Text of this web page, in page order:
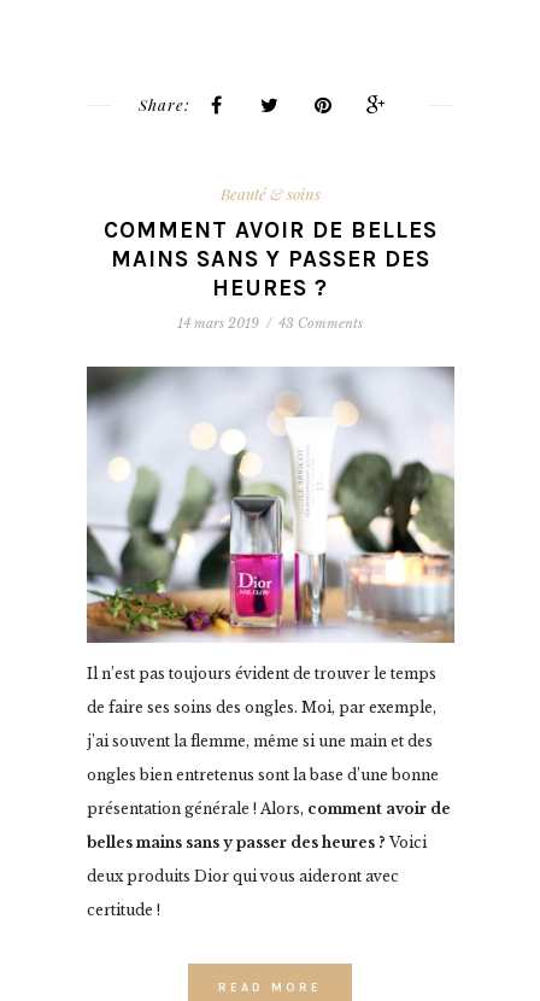
Share:
Beauté & soins
COMMENT AVOIR DE BELLES
MAINS SANS Y PASSER DES
HEURES ?
14 mars 2019 / 43 Comments
Il n’est pas toujours évident de trouver le temps
de faire ses soins des ongles. Moi, par exemple,
j’ai souvent la flemme, même si une main et des
ongles bien entretenus sont la base d’une bonne
présentation générale ! Alors, comment avoir de
belles mains sans y passer des heures ? Voici
deux produits Dior qui vous aideront avec
certitude !
READ MORE